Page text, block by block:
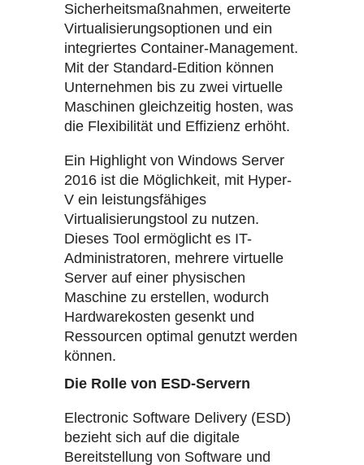
Sicherheitsmaßnahmen, erweiterte
Virtualisierungsoptionen und ein
integriertes Container-Management.
Mit der Standard-Edition können
Unternehmen bis zu zwei virtuelle
Maschinen gleichzeitig hosten, was
die Flexibilität und Effizienz erhöht.
Ein Highlight von Windows Server
2016 ist die Möglichkeit, mit Hyper-
V ein leistungsfähiges
Virtualisierungstool zu nutzen.
Dieses Tool ermöglicht es IT-
Administratoren, mehrere virtuelle
Server auf einer physischen
Maschine zu erstellen, wodurch
Hardwarekosten gesenkt und
Ressourcen optimal genutzt werden
können.
Die Rolle von ESD-Servern
Electronic Software Delivery (ESD)
bezieht sich auf die digitale
Bereitstellung von Software und